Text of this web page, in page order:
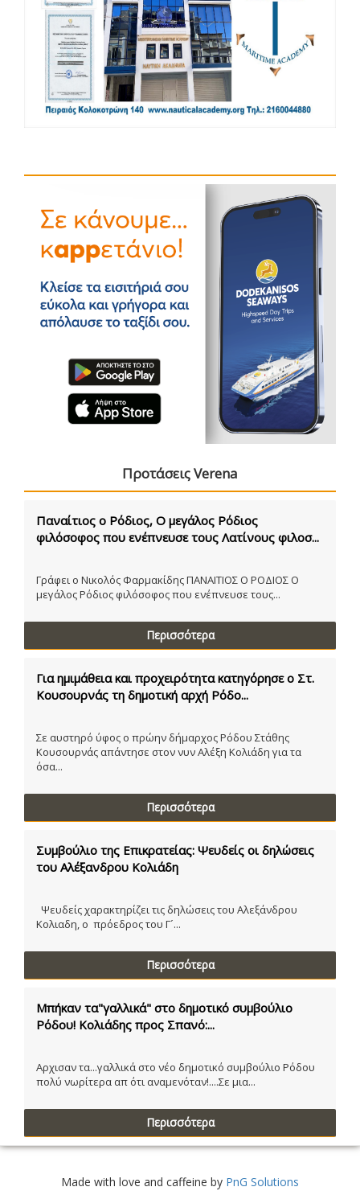
Προτάσεις Verena
Παναίτιος ο Ρόδιος, Ο μεγάλος Ρόδιος
φιλόσοφος που ενέπνευσε τους Λατίνους φιλοσ...
Γράφει ο Νικολός Φαρμακίδης ΠΑΝΑΙΤΙΟΣ Ο ΡΟΔΙΟΣ Ο
μεγάλος Ρόδιος φιλόσοφος που ενέπνευσε τους...
Περισσότερα
Για ημιμάθεια και προχειρότητα κατηγόρησε ο Στ.
Κουσουρνάς τη δημοτική αρχή Ρόδο...
Σε αυστηρό ύφος ο πρώην δήμαρχος Ρόδου Στάθης
Κουσουρνάς απάντησε στον νυν Αλέξη Κολιάδη για τα
όσα...
Περισσότερα
Συμβούλιο της Επικρατείας: Ψευδείς οι δηλώσεις
του Αλέξανδρου Κολιάδη
Ψευδείς χαρακτηρίζει τις δηλώσεις του Αλεξάνδρου
Κολιαδη, ο πρόεδρος του Γ´...
Περισσότερα
Μπήκαν τα"γαλλικά" στο δημοτικό συμβούλιο
Ρόδου! Κολιάδης προς Σπανό:...
Αρχισαν τα...γαλλικά στο νέο δημοτικό συμβούλιο Ρόδου
πολύ νωρίτερα απ ότι αναμενόταν!....Σε μια...
Περισσότερα
Made with love and caffeine by PnG Solutions